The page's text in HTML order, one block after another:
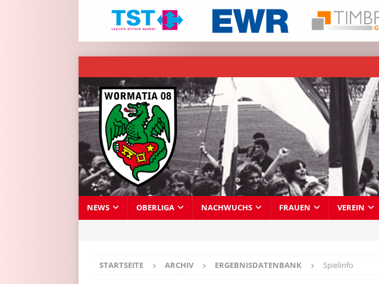
NEWS OBERLIGA NACHWUCHS FRAUEN VEREIN
STARTSEITE ARCHIV ERGEBNISDATENBANK Spielinfo